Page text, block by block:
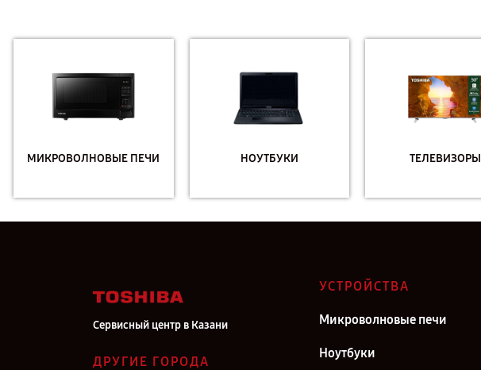
МИКРОВОЛНОВЫЕ ПЕЧИ НОУТБУКИ ТЕЛЕВИЗОРЫ
Сервисный центр в Казани
ДРУГИЕ ГОРОДА
УСТРОЙСТВА
Микроволновые печи
Ноутбуки